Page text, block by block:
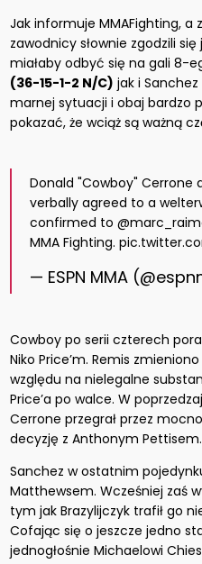
Jak informuje MMAFighting, a
zawodnicy słownie zgodzili
miałaby odbyć się na gali 8-
(36-15-1-2 N/C) jak i Sanchez
marnej sytuacji i obaj bardzo
pokazać, że wciąż są ważną
Donald "Cowboy" Cerrone
verbally agreed to a
confirmed to
MMA Fighting.
— ESPN MMA
Cowboy po serii czterech
Niko Price’m. Remis
względu na nielegalne
Price’a po walce. W
Cerrone przegrał przez
decyzję z Anthonym Pettisem.
Sanchez w ostatnim
Matthewsem. Wcześniej zaś
tym jak Brazylijczyk trafił go
Cofając się o jeszcze jedno
jednogłośnie Michaelowi